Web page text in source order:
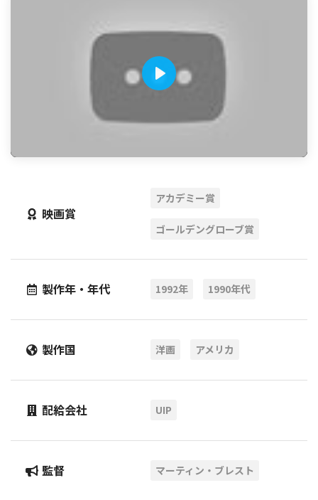
P
a
映画賞
アカデミー賞
ゴールデングローブ賞
製作年・年代 1992年 1990年代
製作国 洋画 アメリカ
配給会社 UIP
監督 マーティン・ブレスト